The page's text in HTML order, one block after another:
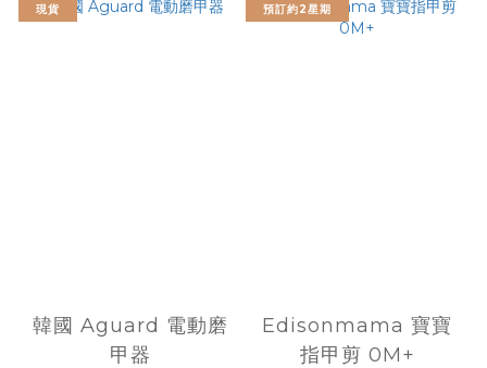
現貨
韓國 Aguard 電動磨
甲器
預訂約2星期
Edisonmama 寶寶
指甲剪 0M+